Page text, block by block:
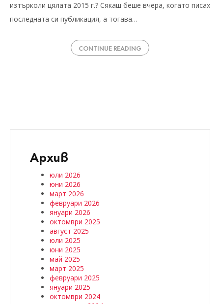
изтърколи цялата 2015 г.? Сякаш беше вчера, когато писах
последната си публикация, а тогава…
CONTINUE READING
Архив
юли 2026
юни 2026
март 2026
февруари 2026
януари 2026
октомври 2025
август 2025
юли 2025
юни 2025
май 2025
март 2025
февруари 2025
януари 2025
октомври 2024